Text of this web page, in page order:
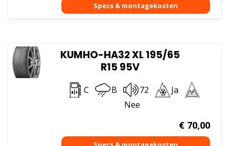
KUMHO-HA32 XL 195/65
R15 95V
C B 72
Ja
Nee
€70,00